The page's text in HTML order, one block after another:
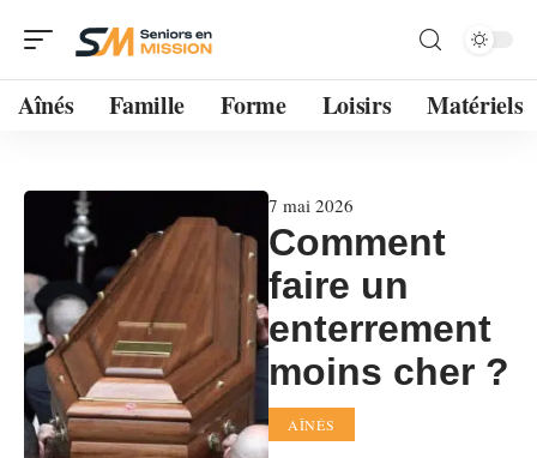
Aînés Famille Forme Loisirs Matériels
7 mai 2026
Comment
faire un
enterrement
moins cher ?
AÎNÉS